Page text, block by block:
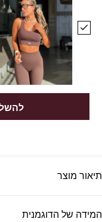
תיאור מוצר
המידה של הדוגמנית